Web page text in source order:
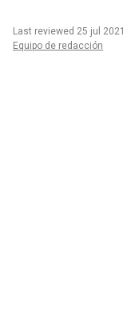
Last reviewed 25 jul 2021
Equipo de redacción